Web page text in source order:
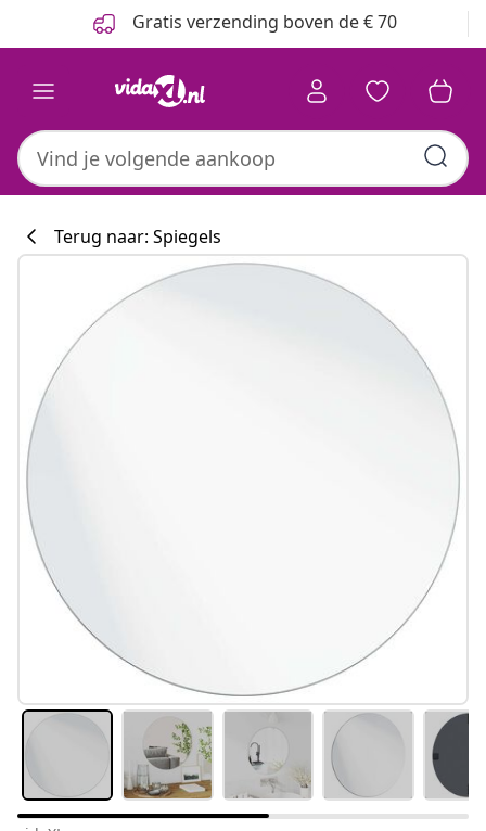
Gratis verzending boven de € 70
Terug naar: Spiegels